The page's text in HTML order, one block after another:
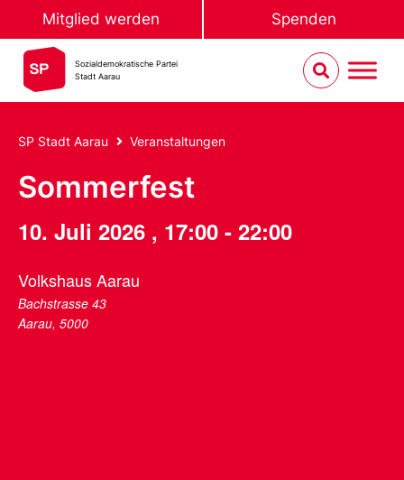
Mitglied werden Spenden
Sozialdemokratische Partei
Stadt Aarau
SP Stadt Aarau Veranstaltungen
Sommerfest
10. Juli 2026 , 17:00 - 22:00
Volkshaus Aarau
Bachstrasse 43
Aarau, 5000